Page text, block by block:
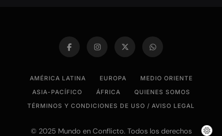
AMÉRICA LATINA EUROPA
MEDIO ORIENTE
ASIA-PACÍFICO
ÁFRICA
QUIENES SOMOS
TÉRMINOS Y CONDICIONES DE USO / AVISO LEGAL
© 2025 Mundo en Conflicto. Todos los derechos